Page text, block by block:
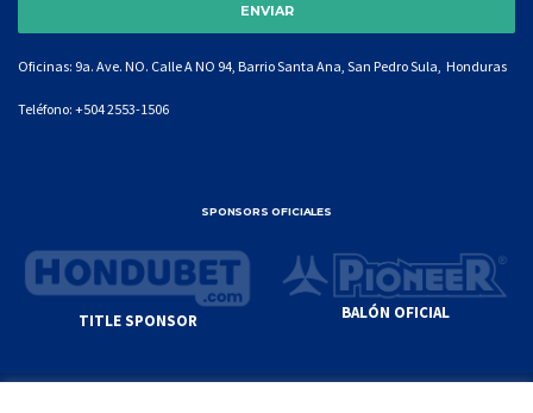
Oficinas: 9a. Ave. NO. Calle A NO 94, Barrio Santa Ana, San Pedro Sula, Honduras
Teléfono: +504 2553-1506
SPONSORS OFICIALES
TITLE SPONSOR BALÓN OFICIAL